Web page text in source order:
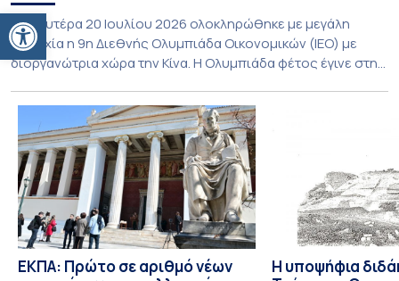
Ανοίξτε τη γραμμή εργαλείων
Τη Δευτέρα 20 Ιουλίου 2026 ολοκληρώθηκε με μεγάλη
επιτυχία η 9η Διεθνής Ολυμπιάδα Οικονομικών (ΙΕΟ) με
διοργανώτρια χώρα την Κίνα. Η Ολυμπιάδα φέτος έγινε στην
παρουσία αποστολές από 55 χώρες, αριθμός που αποτελεί
νέο ρεκόρ συμμετοχών. Για την Ελλάδα, η οποία συμμετείχε
για 8η συνεχόμενη φορά, […]
ΕΚΠΑ: Πρώτο σε αριθμό νέων
Η υποψήφια